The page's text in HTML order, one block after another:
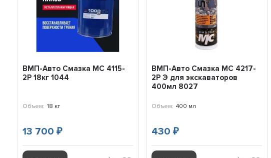
ВМП-Авто Смазка МС 4115-
2Р 18кг 1044
Объем: 18 кг
13 700₽
ВМП-Авто Смазка МС 4217-
2P Э для экскаваторов
400мл 8027
Объем: 400 мл
430₽